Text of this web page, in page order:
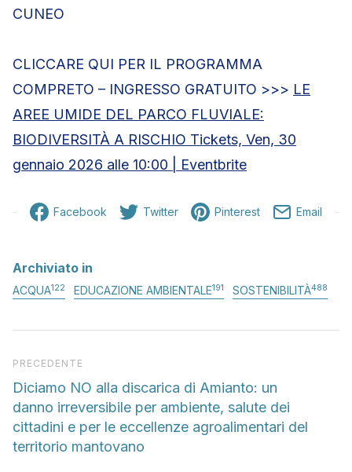
CUNEO
CLICCARE QUI PER IL PROGRAMMA
COMPRETO – INGRESSO GRATUITO >>> LE
AREE UMIDE DEL PARCO FLUVIALE:
BIODIVERSITÀ A RISCHIO Tickets, Ven, 30
gennaio 2026 alle 10:00 | Eventbrite
Facebook Twitter Pinterest Email
Archiviato in
ACQUA122 EDUCAZIONE AMBIENTALE191 SOSTENIBILITÀ488
Articolo precedente
PRECEDENTE
Diciamo NO alla discarica di Amianto: un
danno irreversibile per ambiente, salute dei
cittadini e per le eccellenze agroalimentari del
territorio mantovano